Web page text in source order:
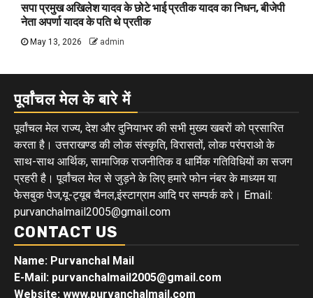
सपा प्रमुख अखिलेश यादव के छोटे भाई प्रतीक यादव का निधन, बीजेपी
नेता अपर्णा यादव के पति थे प्रतीक
May 13, 2026 admin
पूर्वांचल मेल के बारे में
पूर्वांचल मेल राज्य, देश और दुनियाभर की सभी मुख्य खबरों को प्रसारित
करता है। उत्तराखण्ड की लोक संस्कृति, विरासतों, लोक परंपराओ के
साथ-साथ आर्थिक, सामाजिक राजनीतिक व धार्मिक गतिविधियों का सजग
प्रहरी है। पूर्वांचल मेल से जुड़ने के लिए हमारे फोन नंबर के माध्यम या
फेसबुक पेज,यू-ट्यूब चैनल,इंस्टाग्राम आदि पर सम्पर्क करे। Email:
purvanchalmail2005@gmail.com
CONTACT US
Name: Purvanchal Mail
E-Mail: purvanchalmail2005@gmail.com
Website: www.purvanchalmail.com